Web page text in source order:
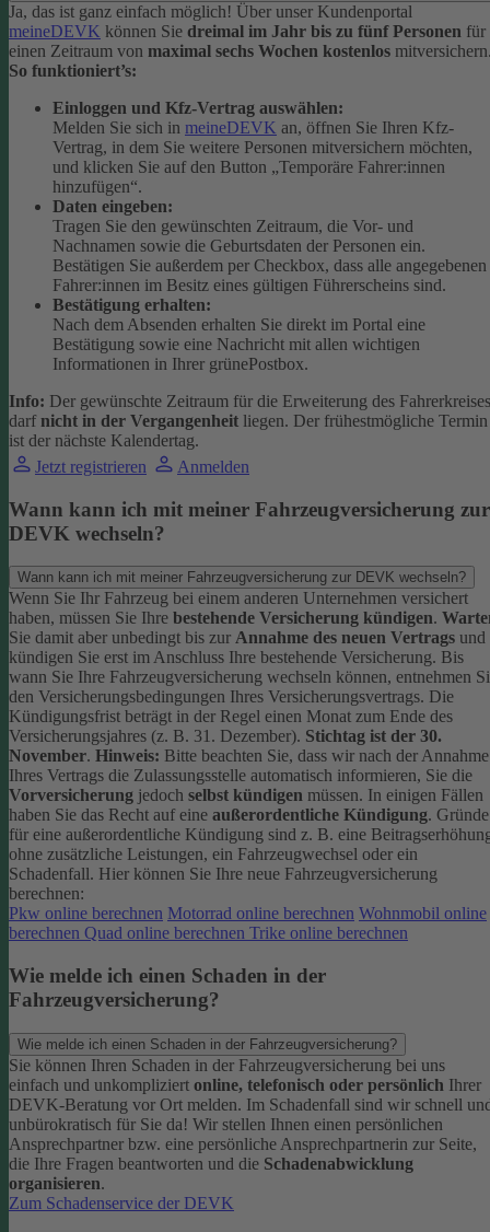
Ja, das ist ganz einfach möglich! Über unser Kundenportal
meineDEVK können Sie dreimal im Jahr bis zu fünf Personen für
einen Zeitraum von maximal sechs Wochen kostenlos
So funktioniert’s:
Einloggen und Kfz-Vertrag auswählen:
Melden Sie sich in meineDEVK an, öffnen Sie Ihren Kfz-
Vertrag, in dem Sie weitere Personen mitversichern möchten,
und klicken Sie auf den Button „Temporäre Fahrer:innen
hinzufügen“.
Daten eingeben:
Tragen Sie den gewünschten Zeitraum, die Vor- und
Nachnamen sowie die Geburtsdaten der Personen ein.
Bestätigen Sie außerdem per Checkbox, dass alle angegebenen
Fahrer:innen im Besitz eines gültigen Führerscheins sind.
Bestätigung erhalten:
Nach dem Absenden erhalten Sie direkt im Portal eine
Bestätigung sowie eine Nachricht mit allen wichtigen
Informationen in Ihrer grünePostbox.
Info: Der gewünschte Zeitraum für die Erweiterung des Fahrerkreises
darf nicht in der Vergangenheit liegen. Der frühestmögliche Termin
ist der nächste Kalendertag.
Jetzt registrieren
Anmelden
Wann kann ich mit meiner Fahrzeugversicherung zur
DEVK wechseln?
Wann kann ich mit meiner Fahrzeugversicherung zur DEVK wechseln?
Wenn Sie Ihr Fahrzeug bei einem anderen Unternehmen versichert
haben, müssen Sie Ihre bestehende Versicherung kündigen.
Sie damit aber unbedingt bis zur Annahme des neuen Vertrags und
kündigen Sie erst im Anschluss Ihre bestehende Versicherung. Bis
wann Sie Ihre Fahrzeugversicherung wechseln können, entnehmen
den Versicherungsbedingungen Ihres Versicherungsvertrags. Die
Kündigungsfrist beträgt in der Regel einen Monat zum Ende des
Versicherungsjahres (z. B. 31. Dezember). Stichtag ist der 30.
November. Hinweis: Bitte beachten Sie, dass wir nach der Annahme
Ihres Vertrags die Zulassungsstelle automatisch informieren, Sie die
Vorversicherung jedoch selbst kündigen müssen. In einigen Fällen
haben Sie das Recht auf eine außerordentliche Kündigung. Gründe
für eine außerordentliche Kündigung sind z. B. eine
ohne zusätzliche Leistungen, ein Fahrzeugwechsel oder ein
Schadenfall. Hier können Sie Ihre neue Fahrzeugversicherung
berechnen:
Pkw online berechnen Motorrad online berechnen Wohnmobil online
berechnen Quad online berechnen Trike online berechnen
Wie melde ich einen Schaden in der
Fahrzeugversicherung?
Wie melde ich einen Schaden in der Fahrzeugversicherung?
Sie können Ihren Schaden in der Fahrzeugversicherung bei uns
einfach und unkompliziert online, telefonisch oder persönlich Ihrer
DEVK-Beratung vor Ort melden. Im Schadenfall sind wir schnell
unbürokratisch für Sie da! Wir stellen Ihnen einen persönlichen
Ansprechpartner bzw. eine persönliche Ansprechpartnerin zur Seite,
die Ihre Fragen beantworten und die Schadenabwicklung
organisieren.
Zum Schadenservice der DEVK